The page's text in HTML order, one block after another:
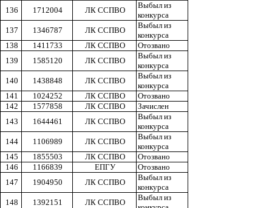
136
1712004 ЛК ССПВО
Выбыл из
конкурса
137
1346787 ЛК ССПВО
Выбыл из
конкурса
138
1411733 ЛК ССПВО
Отозвано
139
1585120 ЛК ССПВО
Выбыл из
конкурса
140
1438848 ЛК ССПВО
Выбыл из
конкурса
141
1024252 ЛК ССПВО
Отозвано
142
1577858 ЛК ССПВО
Зачислен
143
1644461 ЛК ССПВО
Выбыл из
конкурса
144
1106989 ЛК ССПВО
Выбыл из
конкурса
145
1855503 ЛК ССПВО
Отозвано
146
1166839 ЕПГУ
Отозвано
147
1904950 ЛК ССПВО
Выбыл из
конкурса
148
1392151 ЛК ССПВО
Выбыл из